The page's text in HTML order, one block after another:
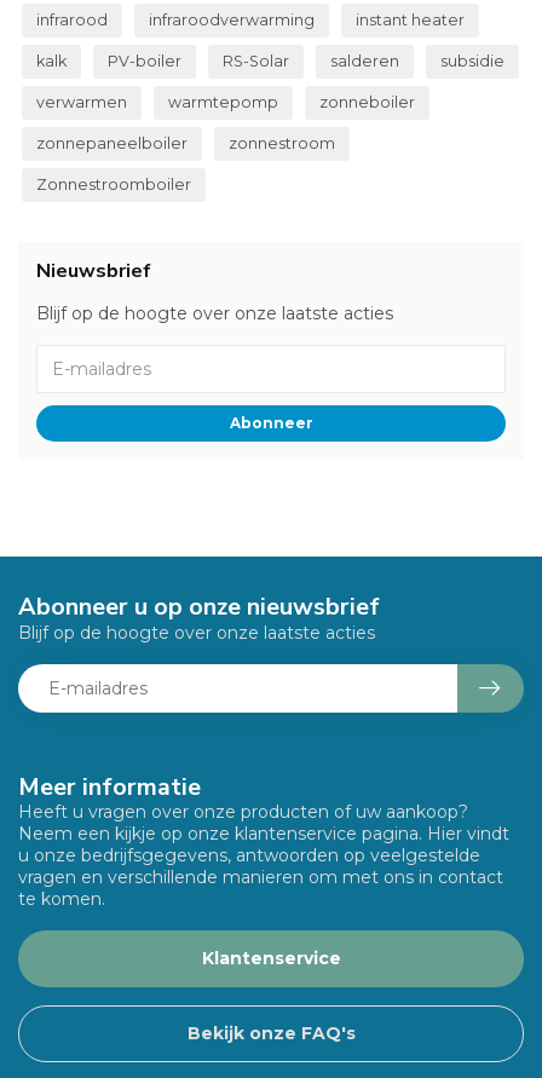
infrarood infraroodverwarming instant heater
kalk PV-boiler RS-Solar salderen subsidie
verwarmen warmtepomp zonneboiler
zonnepaneelboiler zonnestroom
Zonnestroomboiler
Nieuwsbrief
Blijf op de hoogte over onze laatste acties
Abonneer
Meer informatie
Heeft u vragen over onze producten of uw aankoop?
Neem een kijkje op onze klantenservice pagina. Hier vindt
u onze bedrijfsgegevens, antwoorden op veelgestelde
vragen en verschillende manieren om met ons in contact
te komen.
Klantenservice
Bekijk onze FAQ's
Abonneer u op onze nieuwsbrief
Blijf op de hoogte over onze laatste acties